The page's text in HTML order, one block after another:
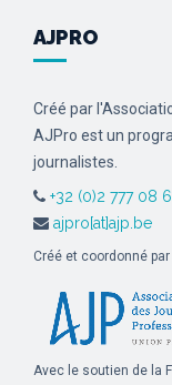
AJPRO
Créé par
AJPro est un
journalistes.
+32 (0)2 777 08
ajpro[at]ajp.be
Créé et coordonné par
Avec le soutien de la